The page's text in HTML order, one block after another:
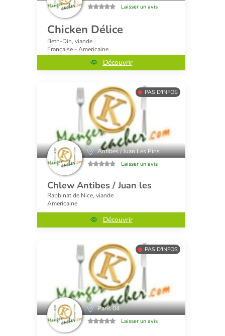
Laisser un avis
Chicken Délice
Beth-Din, viande
Française - Americaine
Découvrir
PAS D'INFOS
Antibes / Juan Les Pins
Laisser un avis
Chlew Antibes / Juan les
Rabbinat de Nice, viande
Americaine
Découvrir
PAS D'INFOS
Paris 04
Laisser un avis